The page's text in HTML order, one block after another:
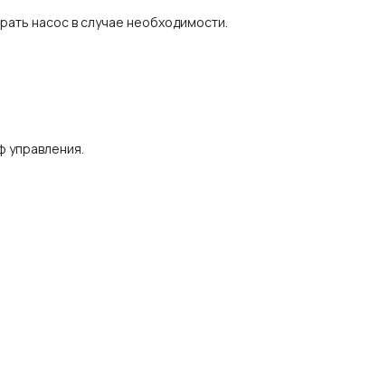
насос в случае необходимости.
управления.